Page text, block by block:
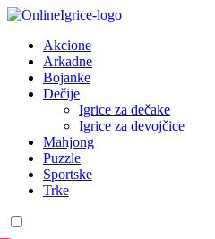
Akcione
Arkadne
Bojanke
Dečije
Igrice za dečake
Igrice za devojčice
Mahjong
Puzzle
Sportske
Trke